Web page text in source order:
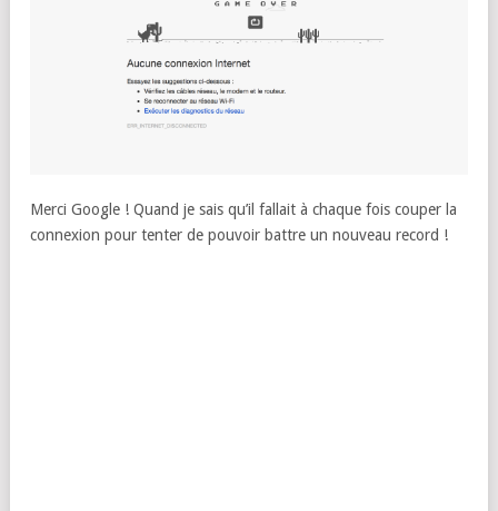
Merci Google ! Quand je sais qu’il fallait à chaque fois couper la
connexion pour tenter de pouvoir battre un nouveau record !